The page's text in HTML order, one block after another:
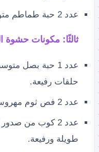
عدد 2 حبة طماطم متوسطة الحجم.
ثالثًا: مكونات حشوة
عدد 1 حبة بصل
حلقات رفيعة.
عدد 2 فص ثوم مهروس.
عدد 2 كوب من
طويلة ورفيعة.